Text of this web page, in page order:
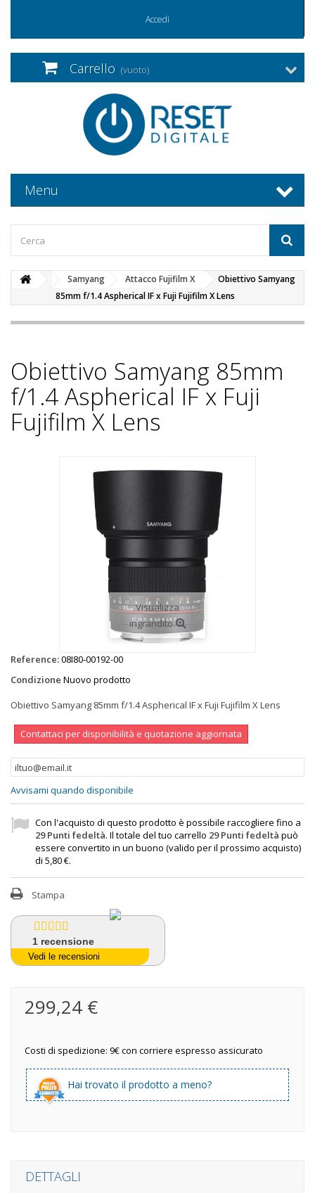
Accedi
Carrello (vuoto)
Menu
Samyang Attacco Fujifilm X
Obiettivo Samyang
85mm f/1.4 Aspherical IF x Fuji Fujifilm X Lens
Obiettivo Samyang 85mm
f/1.4 Aspherical IF x Fuji
Fujifilm X Lens
Visualizza
ingrandito
Reference:08I80-00192-00
Condizione Nuovo prodotto
Obiettivo Samyang 85mm f/1.4 Aspherical IF x Fuji Fujifilm X Lens
Contattaci per disponibilità e quotazione aggiornata
Avvisami quando disponibile
Con l'acquisto di questo prodotto è possibile raccogliere fino a
29Punti fedeltà. Il totale del tuo carrello 29Punti fedeltà può
essere convertito in un buono (valido per il prossimo acquisto)
di 5,80 €.
Stampa
1 recensione
Vedi le recensioni
299,24 €
Costi di spedizione: 9€ con corriere espresso assicurato
Hai trovato il prodotto a meno?
DETTAGLI